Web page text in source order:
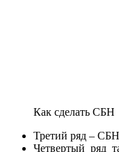
Как сделать СБН
Третий ряд – СБН
Четвертый ряд